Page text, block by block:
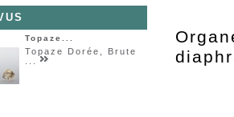
Topaze...
Topaze Dorée, Brute